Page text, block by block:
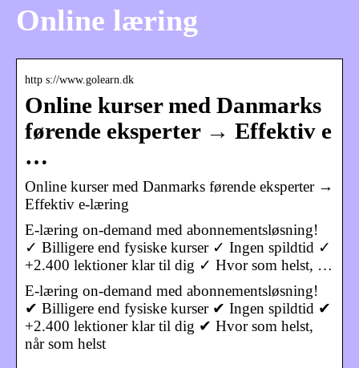
Online læring
http s://www.golearn.dk
Online kurser med Danmarks
førende eksperter → Effektiv e
…
Online kurser med Danmarks førende eksperter →
Effektiv e-læring
E-læring on-demand med abonnementsløsning!
✓ Billigere end fysiske kurser ✓ Ingen spildtid ✓
+2.400 lektioner klar til dig ✓ Hvor som helst, …
E-læring on-demand med abonnementsløsning!
✔ Billigere end fysiske kurser ✔ Ingen spildtid ✔
+2.400 lektioner klar til dig ✔ Hvor som helst,
når som helst